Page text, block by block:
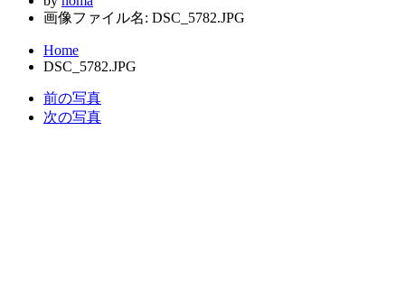
画像ファイル名: DSC_5782.JPG
Home
DSC_5782.JPG
前の写真
次の写真